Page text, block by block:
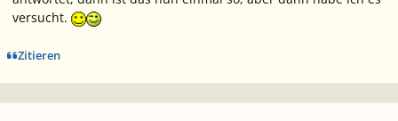
versucht.
Zitieren